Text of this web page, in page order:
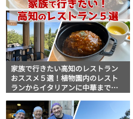
家族で行きたい高知のレストラン
おススメ５選！植物園内のレスト
ランからイタリアンに中華まで楽